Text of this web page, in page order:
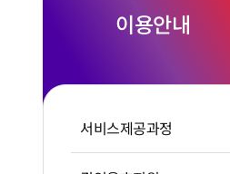
이용안내
서비스제공과정